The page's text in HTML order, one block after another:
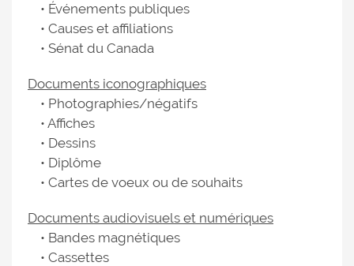
• Événements publiques
• Causes et affiliations
• Sénat du Canada
Documents iconographiques
• Photographies/négatifs
• Affiches
• Dessins
• Diplôme
• Cartes de voeux ou de souhaits
Documents audiovisuels et numériques
• Bandes magnétiques
• Cassettes